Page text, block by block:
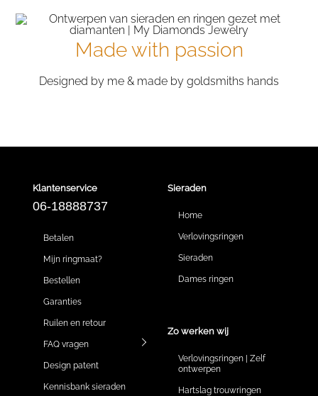
Made with passion
Designed by me & made by goldsmiths hands
Klantenservice
06-18888737
Betalen
Mijn ringmaat?
Bestellen
Garanties
Ruilen en retour
FAQ vragen
Design patent
Kennisbank sieraden
Sieraden
Home
Verlovingsringen
Sieraden
Dames ringen
Zo werken wij
Verlovingsringen | Zelf
ontwerpen
Hartslag trouwringen